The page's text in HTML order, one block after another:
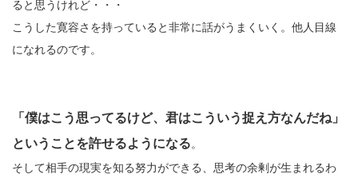
ると思うけれど・・・
こうした寛容さを持っていると非常に話がうまくいく。他人目線
になれるのです。
「僕はこう思ってるけど、君はこういう捉え方なんだね」
ということを許せるようになる。
そして相手の現実を知る努力ができる、思考の余剰が生まれるわ